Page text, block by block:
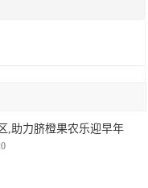
,助力脐橙果农乐迎早年